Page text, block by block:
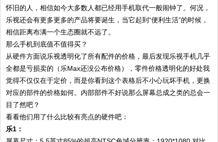
怀旧的人，相信如今大多数人都已经用手机取代一般闹钟了。何况，
乐视还会有更多更多的产品将要诞生，当它起到“便利生活”的时候，
相信距离布满一个生态圈就不远了。
那么手机到底值不值得买？
从硬件方面说乐视透明化了所有配件的价格，最后发现乐视手机几乎
全都是亏损卖的（乐Max还没公布价格），零件价格透明化的好处我
觉得不仅仅在于定价，而是你看到这个表格后不小心玩坏手机，更换
对应的部件的价格如何。内部部件不好说那么屏幕总成之类的总会一
目了然吧？
看看他们用了什么比较有亮点的硬件吧：
乐1：